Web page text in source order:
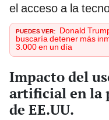
el acceso a la
PUEDES VER: Donald
buscaría detener más
3.000 en un día
Impacto del
artificial en la
de EE.UU.